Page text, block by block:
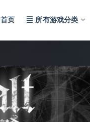
首页 所有游戏分类